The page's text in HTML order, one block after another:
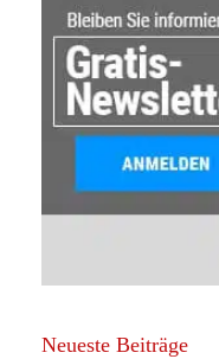
Neueste Beiträge